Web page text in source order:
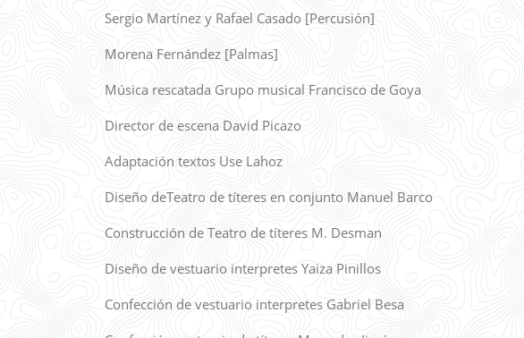
Sergio Martínez y Rafael Casado [Percusión]
Morena Fernández [Palmas]
Música rescatada Grupo musical Francisco de Goya
Director de escena David Picazo
Adaptación textos Use Lahoz
Diseño deTeatro de títeres en conjunto Manuel Barco
Construcción de Teatro de títeres M. Desman
Diseño de vestuario interpretes Yaiza Pinillos
Confección de vestuario interpretes Gabriel Besa